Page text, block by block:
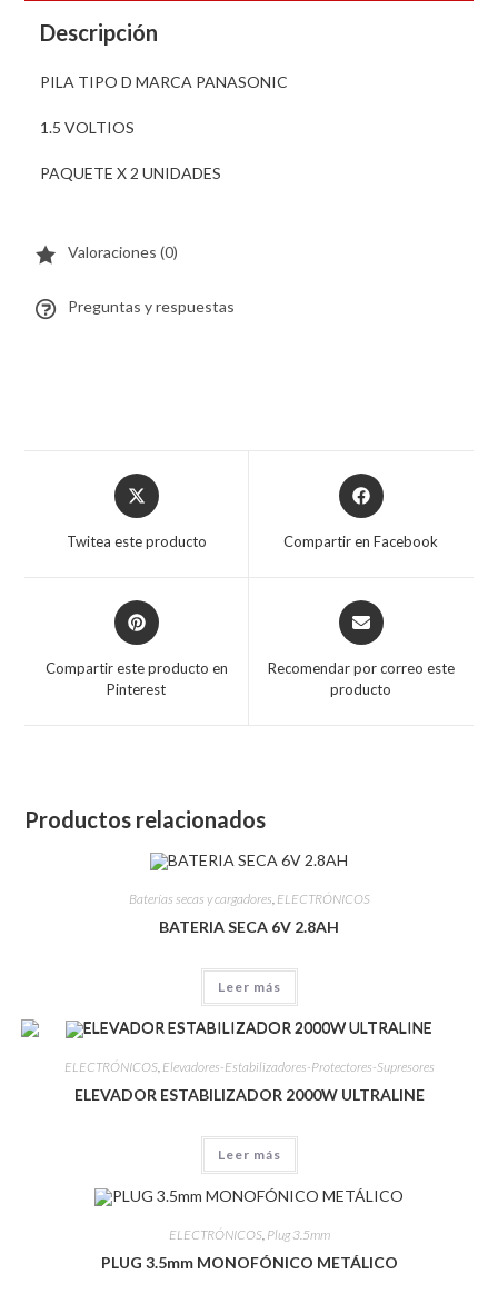
Descripción
PILA TIPO D MARCA PANASONIC
1.5 VOLTIOS
PAQUETE X 2 UNIDADES
Valoraciones (0)
Preguntas y respuestas
Twitea este producto Compartir en Facebook
Compartir este producto en
Pinterest
Recomendar por correo este
producto
Productos relacionados
Baterías secas y cargadores ELECTRÓNICOS
BATERIA SECA 6V 2.8AH
Leer más
ELECTRÓNICOS, Elevadores-Estabilizadores-Protectores-Supresores
ELEVADOR ESTABILIZADOR 2000W ULTRALINE
Leer más
ELECTRÓNICOS, Plug 3.5mm
PLUG 3.5mm MONOFÓNICO METÁLICO